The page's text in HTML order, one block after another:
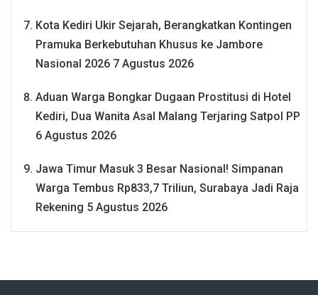
Kota Kediri Ukir Sejarah, Berangkatkan Kontingen
Pramuka Berkebutuhan Khusus ke Jambore
Nasional 2026 7 Agustus 2026
Aduan Warga Bongkar Dugaan Prostitusi di Hotel
Kediri, Dua Wanita Asal Malang Terjaring Satpol PP
6 Agustus 2026
Jawa Timur Masuk 3 Besar Nasional! Simpanan
Warga Tembus Rp833,7 Triliun, Surabaya Jadi Raja
Rekening 5 Agustus 2026